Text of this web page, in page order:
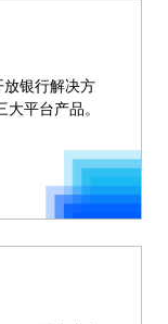
放银行解决方
平台产品。